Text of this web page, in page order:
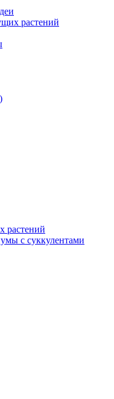
растений
растений
с суккулентами